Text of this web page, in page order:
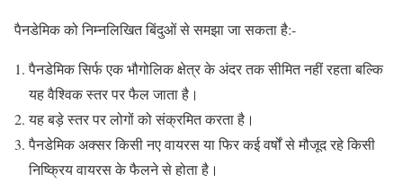
पैनडेमिक को निम्नलिखित बिंदुओं से समझा जा सकता है:-
पैनडेमिक सिर्फ एक भौगोलिक क्षेत्र के अंदर तक सीमित नहीं रहता बल्कि
यह वैश्विक स्तर पर फैल जाता है।
यह बड़े स्तर पर लोगों को संक्रमित करता है।
पैनडेमिक अक्सर किसी नए वायरस या फिर कई वर्षों से मौजूद रहे किसी
निष्क्रिय वायरस के फैलने से होता है।